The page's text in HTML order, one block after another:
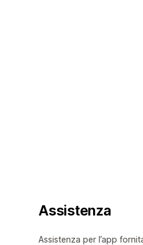
Assistenza
Assistenza per l’app